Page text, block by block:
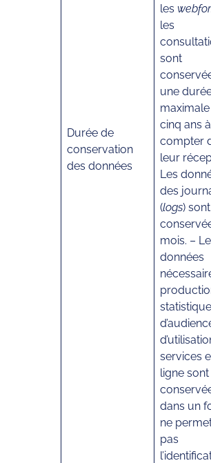
Durée de
conservation
des données
les
les
sont
une
cinq ans à
compter
leur
Les
des
(logs) sont
mois. –
données
services
ligne sont
dans un
ne
pas